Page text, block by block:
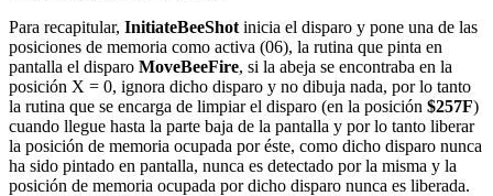
Para recapitular, InitiateBeeShot inicia el disparo y pone una de las
posiciones de memoria como activa (06), la rutina que pinta en
pantalla el disparo MoveBeeFire, si la abeja se encontraba en la
posición X = 0, ignora dicho disparo y no dibuja nada, por lo tanto
la rutina que se encarga de limpiar el disparo (en la posición $257F)
cuando llegue hasta la parte baja de la pantalla y por lo tanto liberar
la posición de memoria ocupada por éste, como dicho disparo nunca
ha sido pintado en pantalla, nunca es detectado por la misma y la
posición de memoria ocupada por dicho disparo nunca es liberada.